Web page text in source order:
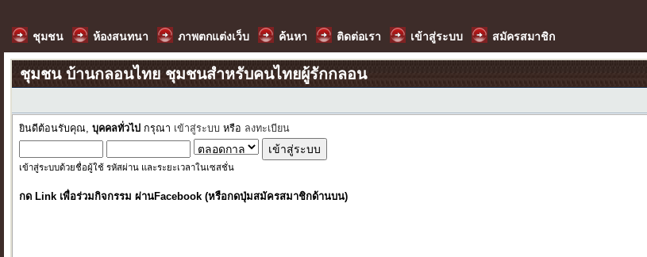
ชุมชน ห้องสนทนา ภาพตกแต่งเว็บ ค้นหา ติดต่อเรา เข้าสู่ระบบ สมัครสมาชิก
ชุมชน บ้านกลอนไทย ชุมชนสำหรับคนไทยผู้รักกลอน
ยินดีต้อนรับคุณ,บุคคลทั่วไป กรุณา เข้าสู่ระบบ หรือ ลงทะเบียน
เข้าสู่ระบบด้วยชื่อผู้ใช้ รหัสผ่าน และระยะเวลาในเซสชั่น
กด Link เพื่อร่วมกิจกรรม ผ่านFacebook (หรือกดปุ่มสมัครสมาชิกด้านบน)